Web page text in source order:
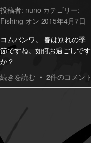
投稿者: nuno カテゴリー:
Fishing オン 2015年4月7日
コムバンワ。 春は別れの季
節ですね。如何お過ごしです
か？
続きを読む • 2件のコメント